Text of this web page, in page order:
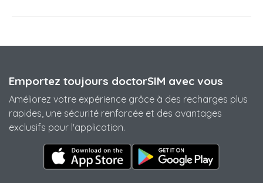
Emportez toujours doctorSIM avec vous
Améliorez votre expérience grâce à des recharges plus
rapides, une sécurité renforcée et des avantages
exclusifs pour l'application.